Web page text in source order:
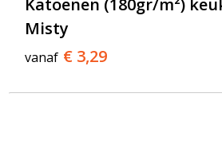
Katoenen (180gr/m²)
Misty
vanaf € 3,29